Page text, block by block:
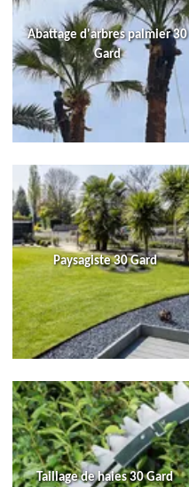
Abattage d'arbres palmier 30
Gard
Paysagiste 30 Gard
Taillage de haies 30 Gard